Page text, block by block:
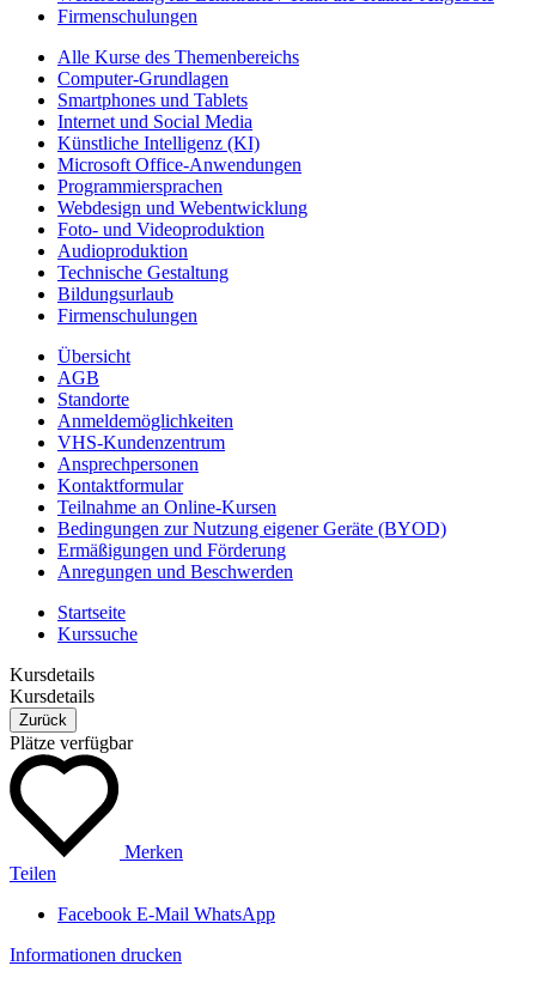
Firmenschulungen
Alle Kurse des Themenbereichs
Computer-Grundlagen
Smartphones und Tablets
Internet und Social Media
Künstliche Intelligenz (KI)
Microsoft Office-Anwendungen
Programmiersprachen
Webdesign und Webentwicklung
Foto- und Videoproduktion
Audioproduktion
Technische Gestaltung
Bildungsurlaub
Firmenschulungen
Übersicht
AGB
Standorte
Anmeldemöglichkeiten
VHS-Kundenzentrum
Ansprechpersonen
Kontaktformular
Teilnahme an Online-Kursen
Bedingungen zur Nutzung eigener Geräte (BYOD)
Ermäßigungen und Förderung
Anregungen und Beschwerden
Startseite
Kurssuche
Kursdetails
Kursdetails
Zurück
Plätze verfügbar
Merken
Teilen
Facebook E-Mail WhatsApp
Informationen drucken